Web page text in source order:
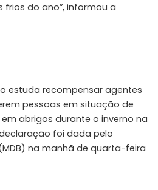
do ano”, informou a
estuda recompensar agentes
pessoas em situação de
abrigos durante o inverno na
foi dada pelo
na manhã de quarta-feira